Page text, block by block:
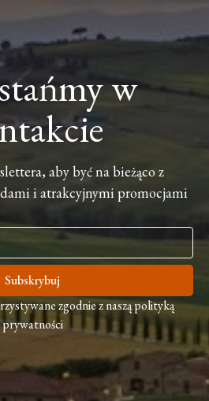
w
aby być na bieżąco z
i atrakcyjnymi promocjami
Subskrybuj
zgodnie z naszą polityką
prywatności